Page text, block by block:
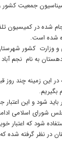
جمعیت کشور
شده در کمیسیون
شده است.
کشور
این زمینه چند روز
شود و این اعتبار
شورای اسلامی
شود که اعتبار
در نظر گرفته